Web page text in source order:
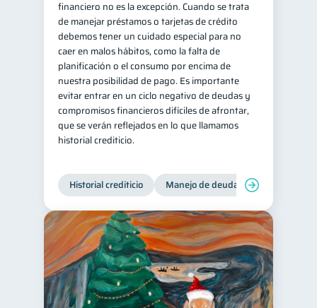
financiero no es la excepción. Cuando se trata
de manejar préstamos o tarjetas de crédito
debemos tener un cuidado especial para no
caer en malos hábitos, como la falta de
planificación o el consumo por encima de
nuestra posibilidad de pago. Es importante
evitar entrar en un ciclo negativo de deudas y
compromisos financieros difíciles de afrontar,
que se verán reflejados en lo que llamamos
historial crediticio.
Historial crediticio Manejo de deudas